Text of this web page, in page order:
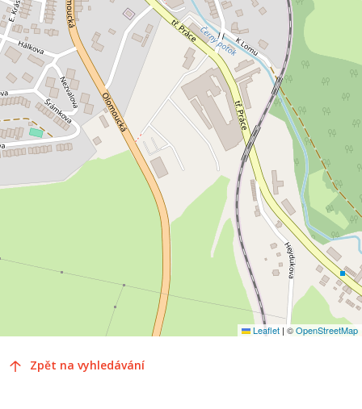
Leaflet | ©OpenStreetMap
Zpět na vyhledávání